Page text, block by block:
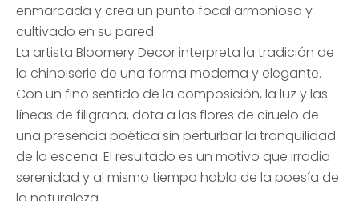
enmarcada y crea un punto focal armonioso y
cultivado en su pared.
La artista Bloomery Decor interpreta la tradición de
la chinoiserie de una forma moderna y elegante.
Con un fino sentido de la composición, la luz y las
líneas de filigrana, dota a las flores de ciruelo de
una presencia poética sin perturbar la tranquilidad
de la escena. El resultado es un motivo que irradia
serenidad y al mismo tiempo habla de la poesía de